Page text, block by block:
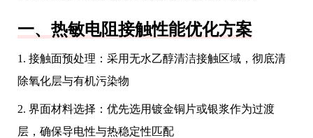
一、热敏电阻接触性能优化方案
1. 接触面预处理：采用无水乙醇清洁接触区域，彻底清
除氧化层与有机污染物
2. 界面材料选择：优先选用镀金铜片或银浆作为过渡
层，确保导电性与热稳定性匹配